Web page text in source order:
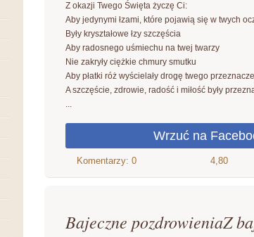
Z okazji Twego Święta życzę Ci:
Aby jedynymi łzami, które pojawią się w twych
Były kryształowe łzy szczęścia
Aby radosnego uśmiechu na twej twarzy
Nie zakryły ciężkie chmury smutku
Aby płatki róż wyścielały drogę twego
A szczęście, zdrowie, radość i miłość były
...
4,80
Bajeczne pozdrowieniaZ